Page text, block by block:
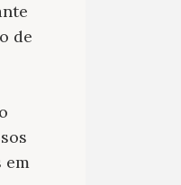
de
em